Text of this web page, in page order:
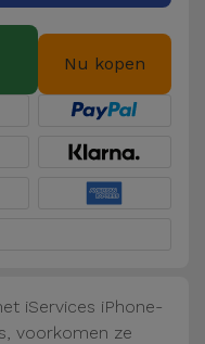
Nu kopen
iServices iPhone-
voorkomen ze